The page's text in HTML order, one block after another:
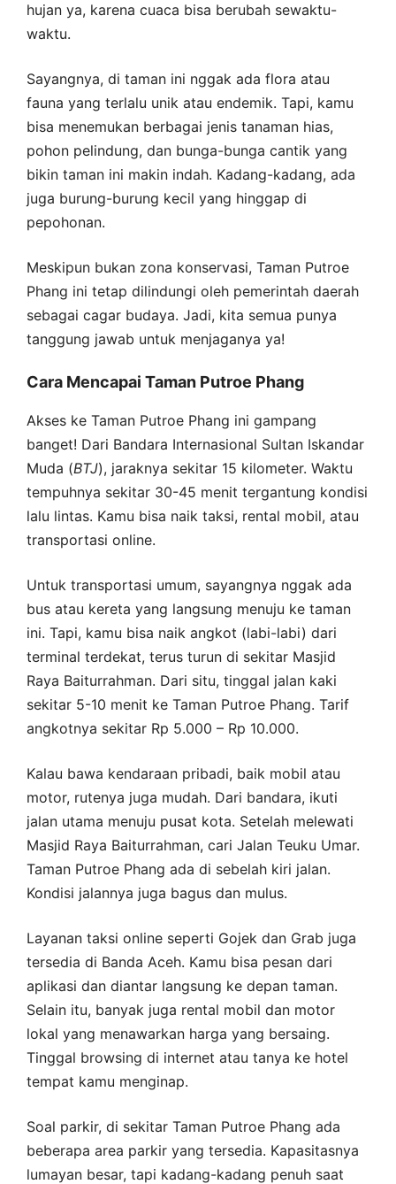
hujan ya, karena cuaca bisa berubah sewaktu-
waktu.
Sayangnya, di taman ini nggak ada flora atau
fauna yang terlalu unik atau endemik. Tapi, kamu
bisa menemukan berbagai jenis tanaman hias,
pohon pelindung, dan bunga-bunga cantik yang
bikin taman ini makin indah. Kadang-kadang, ada
juga burung-burung kecil yang hinggap di
pepohonan.
Meskipun bukan zona konservasi, Taman Putroe
Phang ini tetap dilindungi oleh pemerintah daerah
sebagai cagar budaya. Jadi, kita semua punya
tanggung jawab untuk menjaganya ya!
Cara Mencapai Taman Putroe Phang
Akses ke Taman Putroe Phang ini gampang
banget! Dari Bandara Internasional Sultan Iskandar
Muda (BTJ), jaraknya sekitar 15 kilometer. Waktu
tempuhnya sekitar 30-45 menit tergantung kondisi
lalu lintas. Kamu bisa naik taksi, rental mobil, atau
transportasi online.
Untuk transportasi umum, sayangnya nggak ada
bus atau kereta yang langsung menuju ke taman
ini. Tapi, kamu bisa naik angkot (labi-labi) dari
terminal terdekat, terus turun di sekitar Masjid
Raya Baiturrahman. Dari situ, tinggal jalan kaki
sekitar 5-10 menit ke Taman Putroe Phang. Tarif
angkotnya sekitar Rp 5.000 – Rp 10.000.
Kalau bawa kendaraan pribadi, baik mobil atau
motor, rutenya juga mudah. Dari bandara, ikuti
jalan utama menuju pusat kota. Setelah melewati
Masjid Raya Baiturrahman, cari Jalan Teuku Umar.
Taman Putroe Phang ada di sebelah kiri jalan.
Kondisi jalannya juga bagus dan mulus.
Layanan taksi online seperti Gojek dan Grab juga
tersedia di Banda Aceh. Kamu bisa pesan dari
aplikasi dan diantar langsung ke depan taman.
Selain itu, banyak juga rental mobil dan motor
lokal yang menawarkan harga yang bersaing.
Tinggal browsing di internet atau tanya ke hotel
tempat kamu menginap.
Soal parkir, di sekitar Taman Putroe Phang ada
beberapa area parkir yang tersedia. Kapasitasnya
lumayan besar, tapi kadang-kadang penuh saat